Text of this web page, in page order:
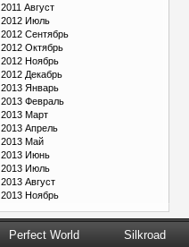
2011 Август
2012 Июль
2012 Сентябрь
2012 Октябрь
2012 Ноябрь
2012 Декабрь
2013 Январь
2013 Февраль
2013 Март
2013 Апрель
2013 Май
2013 Июнь
2013 Июль
2013 Август
2013 Ноябрь
Perfect World Silkroad